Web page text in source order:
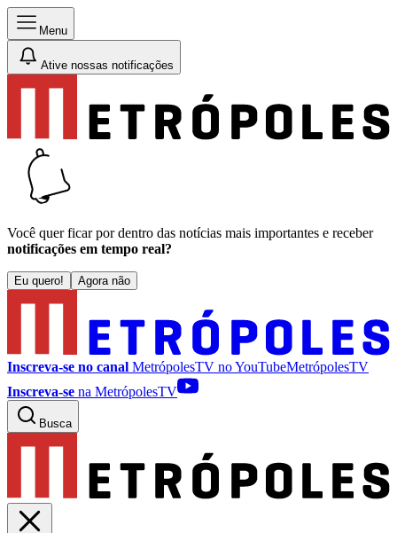
Menu
Ative nossas notificações
Você quer ficar por dentro das notícias mais importantes e receber
notificações em tempo real?
Eu quero! Agora não
Inscreva-se no canal MetrópolesTV noYouTubeMetrópolesTV
Inscreva-se na MetrópolesTV
Busca